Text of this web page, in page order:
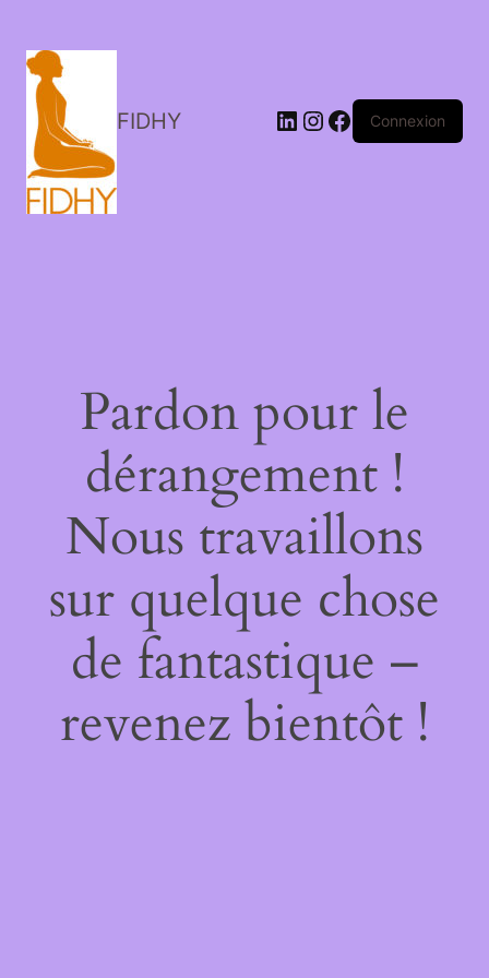
FIDHY LinkedIn
Instagram
Facebook
Connexion
Pardon pour le
dérangement !
Nous travaillons
sur quelque chose
de fantastique –
revenez bientôt !